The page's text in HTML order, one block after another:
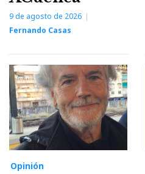
9 de agosto de 2026
Fernando Casas
Opinión